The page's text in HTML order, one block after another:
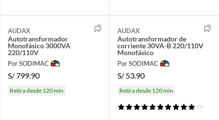
AUDAX
Autotransformador
Monofásico 3000VA
220/110V
Por SODIMAC
S/799.90
Retira desde 120 min
AUDAX
Autotransformador de
corriente 30VA-B 220/110V
Monofásico
Por SODIMAC
S/ 53.90
Retira desde 120 min
(1)